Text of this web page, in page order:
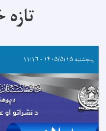
پنجشنبه ۱۴۰۵/۵/۱۵ - ۱۱:۱۶